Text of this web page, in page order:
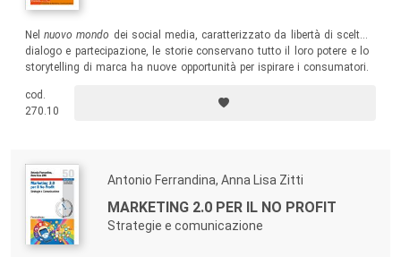
Nelnuovo mondo dei social media, caratterizzato da libertà di scelta,
dialogo e partecipazione, le storie conservano tutto il loro potere e lo
storytelling di marca ha nuove opportunità per ispirare i consumatori.
testo un utile strumento di stimolo e di lavoro per tutti coloro che si
occupano di web communication e marketing.
cod.
270.10
Antonio Ferrandina, Anna Lisa Zitti
MARKETING 2.0 PER IL NO PROFIT
Strategie e comunicazione